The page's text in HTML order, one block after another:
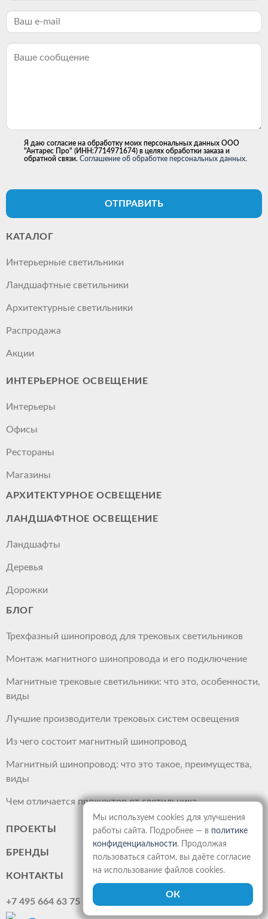
Я даю согласие на обработку моих персональных данных ООО
"Антарес Про" (ИНН:7714971674) в целях обработки заказа и
обратной связи. Соглашение об обработке персональных данных.
ОТПРАВИТЬ
КАТАЛОГ
Интерьерные светильники
Ландшафтные светильники
Архитектурные светильники
Распродажа
Акции
ИНТЕРЬЕРНОЕ ОСВЕЩЕНИЕ
Интерьеры
Офисы
Рестораны
Магазины
АРХИТЕКТУРНОЕ ОСВЕЩЕНИЕ
ЛАНДШАФТНОЕ ОСВЕЩЕНИЕ
Ландшафты
Деревья
Дорожки
БЛОГ
Трехфазный шинопровод для трековых светильников
Монтаж магнитного шинопровода и его подключение
Магнитные трековые светильники: что это, особенности,
виды
Лучшие производители трековых систем освещения
Из чего состоит магнитный шинопровод
Магнитный шинопровод: что это такое, преимущества,
виды
Чем отличается прожектор от светильника
ПРОЕКТЫ
БРЕНДЫ
КОНТАКТЫ
+7 495 664 63 75
Мы используем cookies для улучшения
работы сайта. Подробнее — в политике
конфиденциальности. Продолжая
пользоваться сайтом, вы даёте согласие
на использование файлов cookies.